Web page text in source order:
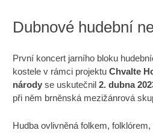
Dubnové hudební
První koncert jarního bloku
kostele v rámci projektuChvalte
národy se uskutečnil2. dubna
při něm brněnská mezižánrová
Hudba ovlivněná folkem,